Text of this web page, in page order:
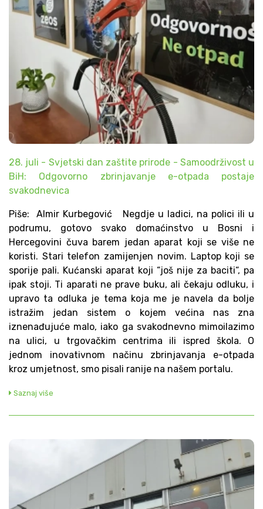
28. juli - Svjetski dan zaštite prirode - Samoodrživost u
BiH: Odgovorno zbrinjavanje e-otpada postaje
svakodnevica
Piše: Almir Kurbegović Negdje u ladici, na polici ili u
podrumu, gotovo svako domaćinstvo u Bosni i
Hercegovini čuva barem jedan aparat koji se više ne
koristi. Stari telefon zamijenjen novim. Laptop koji se
sporije pali. Kućanski aparat koji “još nije za baciti“, pa
ipak stoji. Ti aparati ne prave buku, ali čekaju odluku, i
upravo ta odluka je tema koja me je navela da bolje
istražim jedan sistem o kojem većina nas zna
iznenađujuće malo, iako ga svakodnevno mimoilazimo
na ulici, u trgovačkim centrima ili ispred škola. O
jednom inovativnom načinu zbrinjavanja e-otpada
kroz umjetnost, smo pisali ranije na našem portalu.
Saznaj više